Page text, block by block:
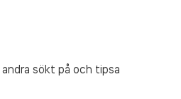
sökt på och tipsa